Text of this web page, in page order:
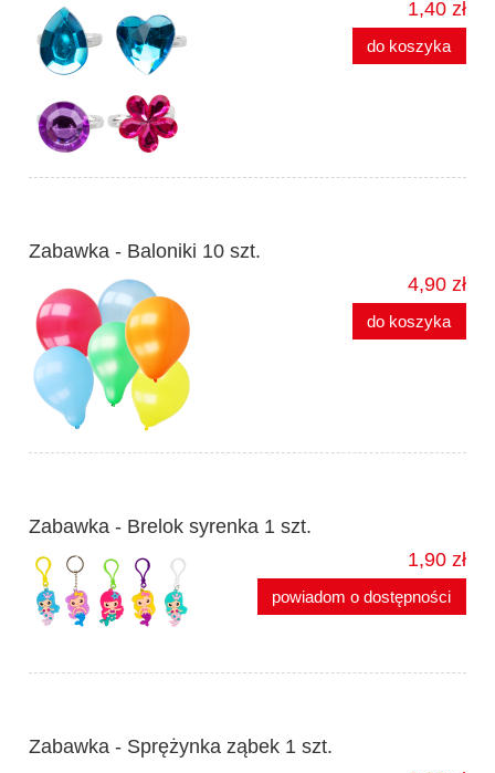
1,40 zł
do koszyka
Zabawka - Baloniki 10 szt.
4,90 zł
do koszyka
Zabawka - Brelok syrenka 1 szt.
1,90 zł
powiadom o dostępności
Zabawka - Sprężynka ząbek 1 szt.